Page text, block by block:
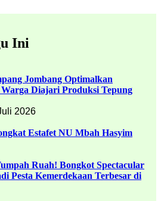
Ini
Jombang Optimalkan
Diajari Produksi Tepung
2026
Estafet NU Mbah Hasyim
Ruah! Bongkot Spectacular
Pesta Kemerdekaan Terbesar di